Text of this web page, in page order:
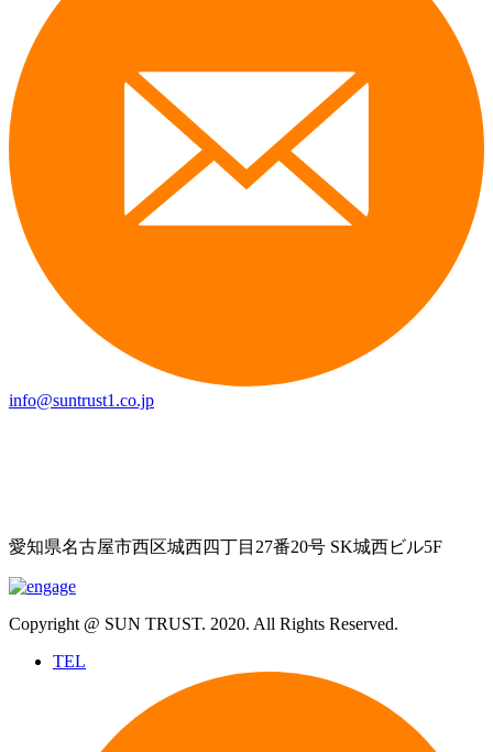
info@suntrust1.co.jp
愛知県名古屋市西区城西四丁目27番20号 SK城西ビル5F
Copyright @ SUN TRUST. 2020. All Rights Reserved.
TEL